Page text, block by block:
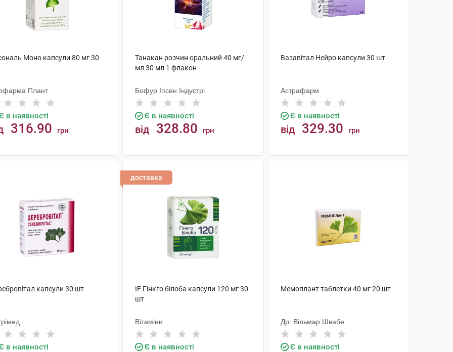
Моно капсули 80 мг 30
Плант
в наявності
316.90 грн
Танакан розчин оральний 40 мг/
мл 30 мл 1 флакон
Бофур Іпсен Індустрі
Є в наявності
від 328.80 грн
Вазавітал Нейро капсули 30 шт
Астрафарм
Є в наявності
від 329.30 грн
капсули 30 шт
в наявності
доставка
IF Гінкго білоба капсули 120 мг 30
шт
Вітаміни
Є в наявності
Мемоплант таблетки 40 мг 20 шт
Др. Вільмар Швабе
Є в наявності